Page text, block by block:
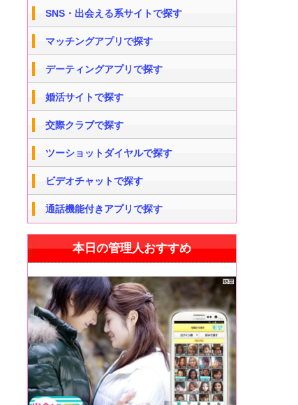
SNS・出会える系サイトで探す
マッチングアプリで探す
デーティングアプリで探す
婚活サイトで探す
交際クラブで探す
ツーショットダイヤルで探す
ビデオチャットで探す
通話機能付きアプリで探す
本日の管理人おすすめ